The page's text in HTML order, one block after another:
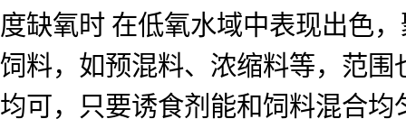
度缺氧时 在低氧水域中表现出色
饲料，如预混料、浓缩料等，范
均可，只要诱食剂能和饲料混合均